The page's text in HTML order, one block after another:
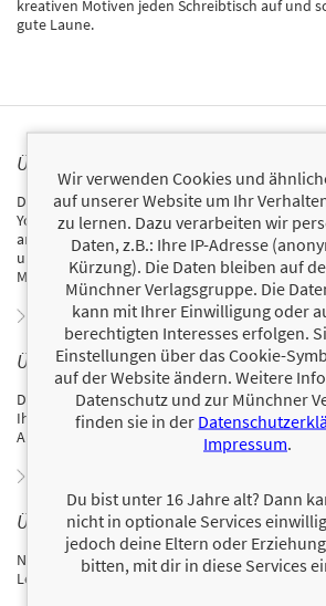
kreativen Motiven jeden Schreibtisch auf und
gute Laune.
ÜBER DARRIN ZEER
Darrin Zeer praktiziert und lehrt seit über 20
Yogakurse und Seminare für Privatpersonen
an. Als Speaker und Entspannungsexperte ist
unterschiedlichen Medien, unter anderem bei
Magazine« und der »New York Times«.
Zum Profil von Darrin Zeer
ÜBER DAISY TALLEUR-ZEER
Daisy Talleur-Zeer wird schon ihr ganzes Leben
Ihre Yogapraxis hilft ihr dabei, Ruhe in ihrem
Arbeitsalltag als selbstständige Maklerin zu
ÜBER NADINE LIPP
Nadine Lipp studierte Sprachen und Literatur
Lektorin und Übersetzerin.
Wir verwenden Cookies und
auf unserer Website um Ihr
zu lernen. Dazu verarbeiten wir
Daten, z.B.: Ihre IP-Adresse
Kürzung). Die Daten bleiben auf
Münchner Verlagsgruppe. Die
kann mit Ihrer Einwilligung oder
berechtigten Interesses erfolgen.
Einstellungen über das Cookie-
auf der Website ändern. Weitere
Datenschutz und zur Münchner
finden sie in der
Impressum.
Du bist unter 16 Jahre alt? Dann
nicht in optionale Services
jedoch deine Eltern oder
bitten, mit dir in diese Services